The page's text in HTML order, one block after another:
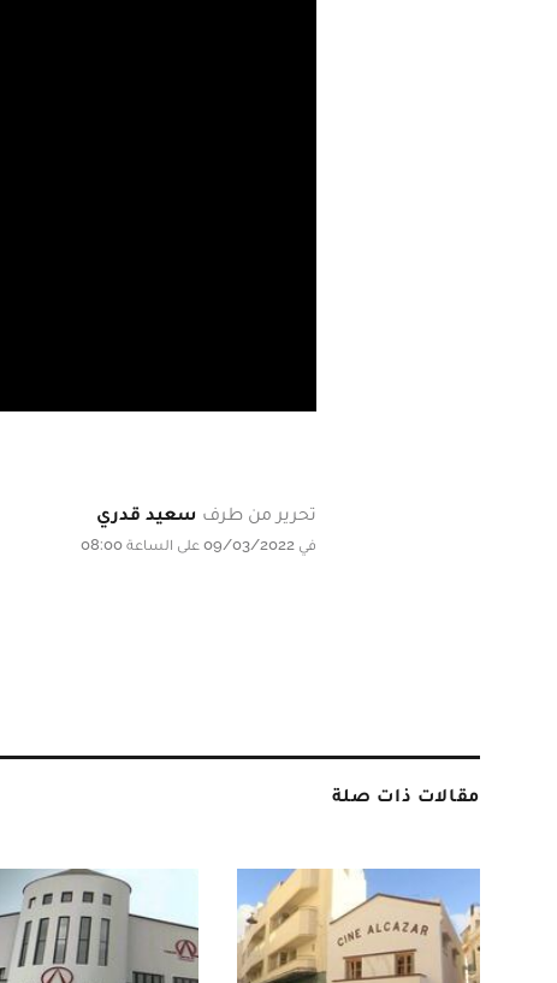
تحرير من طرف سعيد قدري
في 09/03/2022 على الساعة 08:00
مقالات ذات صلة